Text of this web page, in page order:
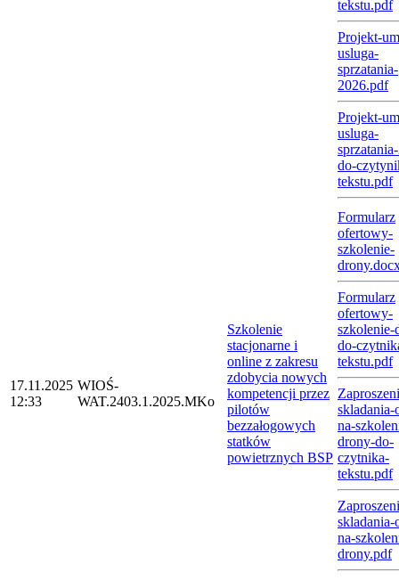
tekstu.pdf
Projekt-
usluga-
sprzatania-
2026.pdf
Projekt-
usluga-
do-
tekstu.pdf
17.11.2025
12:33
WIOŚ-
WAT.2403.1.2025.MKo
Szkolenie
stacjonarne i
online z zakresu
zdobycia nowych
kompetencji przez
pilotów
bezzałogowych
statków
powietrznych BSP
Formularz
ofertowy-
szkolenie-
Formularz
ofertowy-
szkolenie-
do-
tekstu.pdf
skladania-
na-
drony-do-
czytnika-
tekstu.pdf
skladania-
na-
drony.pdf